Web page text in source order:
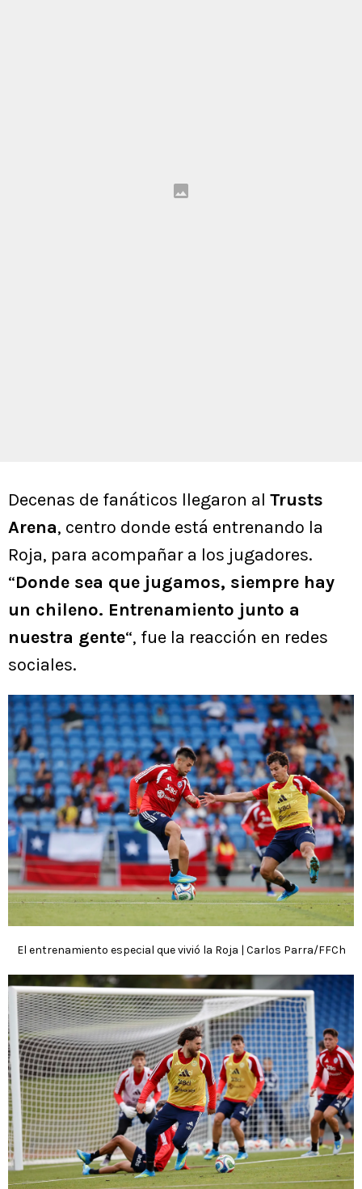
Decenas de fanáticos llegaron al Trusts
Arena, centro donde está entrenando la
Roja, para acompañar a los jugadores.
“Donde sea que jugamos, siempre hay
un chileno. Entrenamiento junto a
nuestra gente“, fue la reacción en redes
sociales.
El entrenamiento especial que vivió la Roja | Carlos Parra/FFCh